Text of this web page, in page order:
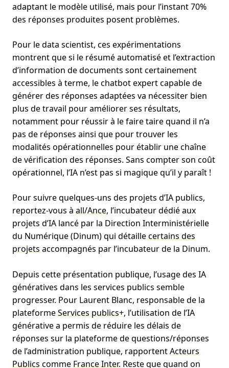
adaptant le modèle utilisé, mais pour l’instant 70%
des réponses produites posent problèmes.
Pour le data scientist, ces expérimentations
montrent que si le résumé automatisé et l’extraction
d’information de documents sont certainement
accessibles à terme, le chatbot expert capable de
générer des réponses adaptées va nécessiter bien
plus de travail pour améliorer ses résultats,
notamment pour réussir à le faire taire quand il n’a
pas de réponses ainsi que pour trouver les
modalités opérationnelles pour établir une chaîne
de vérification des réponses. Sans compter son coût
opérationnel, l’IA n’est pas si magique qu’il y paraît !
Pour suivre quelques-uns des projets d’IA publics,
reportez-vous à all/Ance, l’incubateur dédié aux
projets d’IA lancé par la Direction Interministérielle
du Numérique (Dinum) qui détaillecertains des
projets accompagnés par l’incubateur de la Dinum.
Depuis cette présentation publique, l’usage des IA
génératives dans les services publics semble
progresser. Pour Laurent Blanc, responsable de la
plateformeServices publics+, l’utilisation de l’IA
générative a permis de réduire les délais de
réponses sur la plateforme de questions/réponses
de l’administration publique, rapportentActeurs
Publics comme France Inter. Reste que quand on